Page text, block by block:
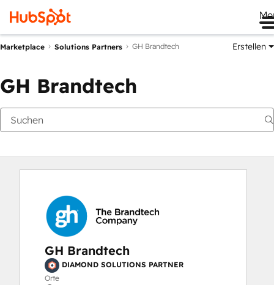
Marketplace Solutions Partners GH Brandtech Erstellen
GH Brandtech
GH Brandtech
DIAMOND SOLUTIONS PARTNER
Orte